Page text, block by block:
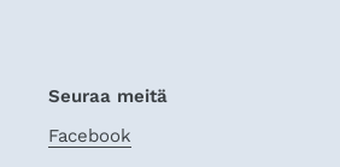
Seuraa meitä
Facebook